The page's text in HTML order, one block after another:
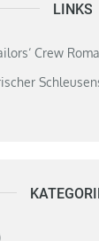
LINKS
Crew